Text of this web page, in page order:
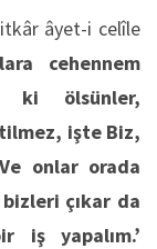
âyet-i celîle
cehennem
ki ölsünler,
işte Biz,
onlar orada
çıkar da
iş yapalım.’